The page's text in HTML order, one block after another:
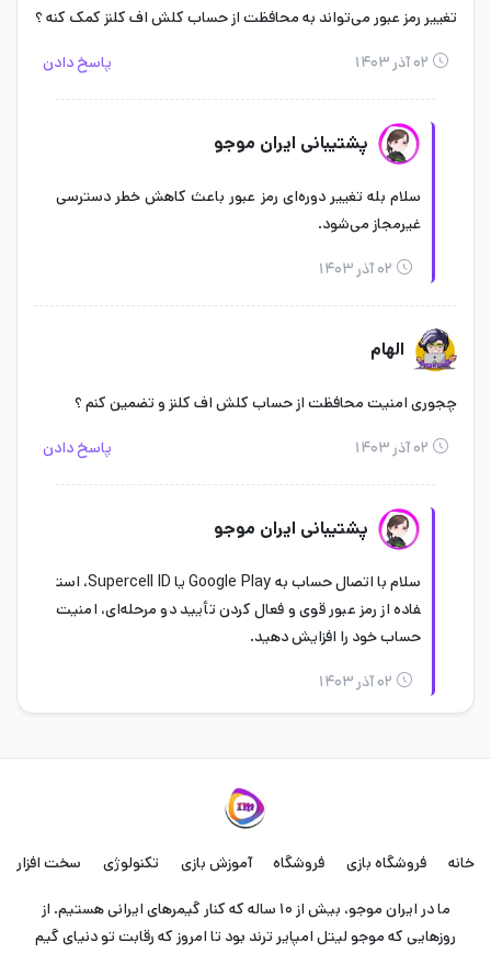
تغییر رمز عبور می‌تواند به محافظت از حساب کلش اف کلنز کمک کنه ؟
۰۲ آذر ۱۴۰۳ پاسخ دادن
پشتیبانی ایران موجو
سلام بله تغییر دوره‌ای رمز عبور باعث کاهش خطر دسترسی
غیرمجاز می‌شود.
۰۲ آذر ۱۴۰۳
الهام
چجوری امنیت محافظت از حساب کلش اف کلنز و تضمین کنم ؟
۰۲ آذر ۱۴۰۳ پاسخ دادن
پشتیبانی ایران موجو
سلام با اتصال حساب به Google Play یا Supercell ID، است
فاده از رمز عبور قوی و فعال کردن تأیید دو مرحله‌ای، امنیت
حساب خود را افزایش دهید.
۰۲ آذر ۱۴۰۳
خانه فروشگاه بازی فروشگاه آموزش بازی تکنولوژی سخت افزار
ما در ایران موجو، بیش از ۱۰ ساله که کنار گیمرهای ایرانی هستیم. از
روزهایی که موجو لیتل امپایر ترند بود تا امروز که رقابت تو دنیای گیم